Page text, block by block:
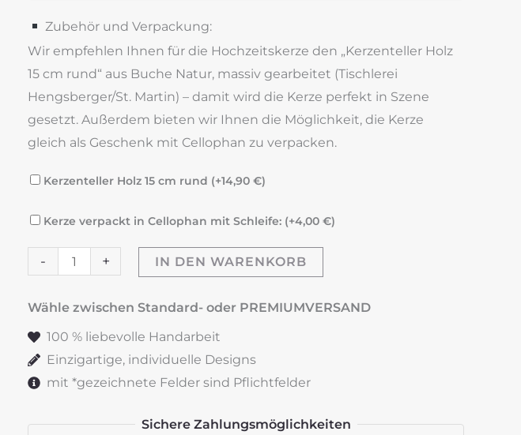
Zubehör und Verpackung:
Wir empfehlen Ihnen für die Hochzeitskerze den „Kerzenteller Holz
15 cm rund“ aus Buche Natur, massiv gearbeitet (Tischlerei
Hengsberger/St. Martin) – damit wird die Kerze perfekt in Szene
gesetzt. Außerdem bieten wir Ihnen die Möglichkeit, die Kerze
gleich als Geschenk mit Cellophan zu verpacken.
Kerzenteller Holz 15 cm rund (+14,90 €)
Kerze verpackt in Cellophan mit Schleife: (+4,00 €)
-
Trauerkerze
Menge
+ IN DEN WARENKORB
Wähle zwischen Standard- oder PREMIUMVERSAND
100 % liebevolle Handarbeit
Einzigartige, individuelle Designs
mit *gezeichnete Felder sind Pflichtfelder
Sichere Zahlungsmöglichkeiten